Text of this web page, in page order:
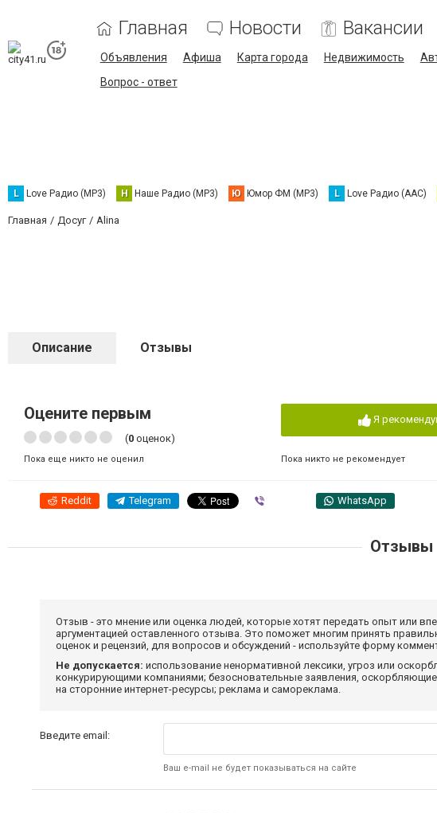
Главная Новости Вакансии
Объявления Афиша Карта города Недвижимость
Вопрос - ответ
L Love Радио (MP3) Н Наше Радио (MP3) Ю Юмор ФМ (MP3) L Love Радио (AAC)
Главная Досуг Alina
Описание Отзывы
Оцените первым
(0 оценок)
Пока еще никто не оценил
Я
Пока никто не рекомендует
Reddit Telegram WhatsApp
Отзывы
Отзыв - это мнение или оценка людей, которые хотят передать опыт или
аргументацией оставленного отзыва. Это поможет многим принять
оценок и рецензий, для вопросов и обсуждений - используйте форму
Не допускается: использование ненормативной лексики, угроз или
конкурирующими компаниями; безосновательные заявления,
на сторонние интернет-ресурсы; реклама и самореклама.
Введите email:
Ваш e-mail не будет показываться на сайте